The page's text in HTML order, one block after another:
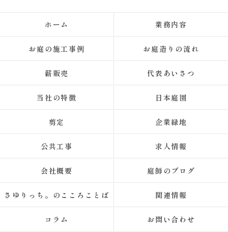
ホーム 業務内容
お庭の施工事例 お庭造りの流れ
薪販売 代表あいさつ
当社の特徴 日本庭園
剪定 企業緑地
公共工事 求人情報
会社概要 庭師のブログ
さゆりっち。のこころことば 関連情報
コラム お問い合わせ